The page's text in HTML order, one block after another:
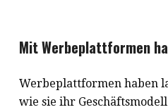
Mit Werbeplattformen
Werbeplattformen haben
wie sie ihr